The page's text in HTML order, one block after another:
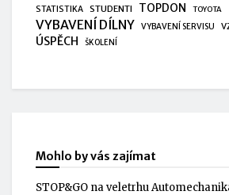
STATISTIKA STUDENTI TOPDON TOYOTA
VYBAVENÍ DÍLNY VYBAVENÍ SERVISU
ÚSPĚCH ŠKOLENÍ
Mohlo by vás zajímat
STOP&GO na veletrhu